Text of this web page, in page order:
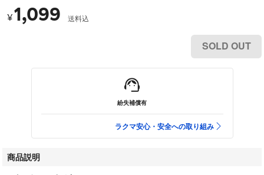
¥1,099 送料込
SOLD OUT
紛失補償有
ラクマ安心・安全への取り組み
商品説明